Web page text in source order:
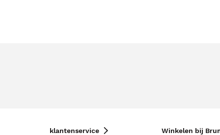
klantenservice Winkelen bij